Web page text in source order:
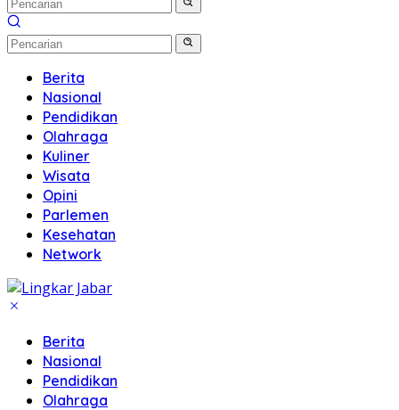
Berita
Nasional
Pendidikan
Olahraga
Kuliner
Wisata
Opini
Parlemen
Kesehatan
Network
Berita
Nasional
Pendidikan
Olahraga